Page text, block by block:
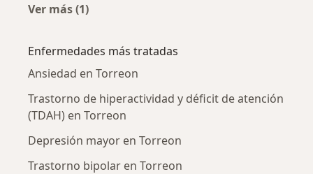
Ver más (1)
Enfermedades más tratadas
Ansiedad en Torreon
Trastorno de hiperactividad y déficit de atención
(TDAH) en Torreon
Depresión mayor en Torreon
Trastorno bipolar en Torreon